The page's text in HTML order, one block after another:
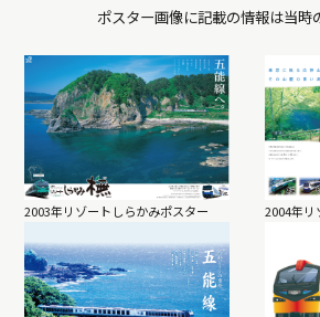
ポスター画像に記載の情報は当時
2003年リゾートしらかみポスター 2004年リ